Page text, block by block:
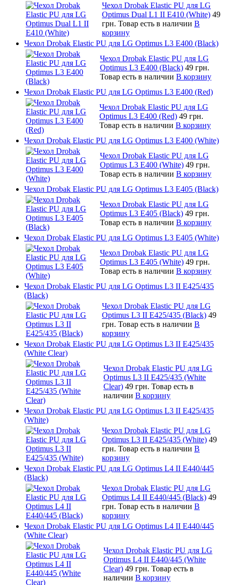
Чехол Drobak Elastic PU для LG
Optimus Dual L1 II E410 (White) 49
грн. Товар есть в наличии В
корзину
Чехол Drobak Elastic PU для LG Optimus L3 E400 (Black)
Чехол Drobak Elastic PU для LG
Optimus L3 E400 (Black) 49 грн.
Товар есть в наличии В корзину
Чехол Drobak Elastic PU для LG Optimus L3 E400 (Red)
Чехол Drobak Elastic PU для LG
Optimus L3 E400 (Red) 49 грн.
Товар есть в наличии В корзину
Чехол Drobak Elastic PU для LG Optimus L3 E400 (White)
Чехол Drobak Elastic PU для LG
Optimus L3 E400 (White) 49 грн.
Товар есть в наличии В корзину
Чехол Drobak Elastic PU для LG Optimus L3 E405 (Black)
Чехол Drobak Elastic PU для LG
Optimus L3 E405 (Black) 49 грн.
Товар есть в наличии В корзину
Чехол Drobak Elastic PU для LG Optimus L3 E405 (White)
Чехол Drobak Elastic PU для LG
Optimus L3 E405 (White) 49 грн.
Товар есть в наличии В корзину
Чехол Drobak Elastic PU для LG Optimus L3 II E425/435
(Black)
Чехол Drobak Elastic PU для LG
Optimus L3 II E425/435 (Black) 49
грн. Товар есть в наличии В
корзину
Чехол Drobak Elastic PU для LG Optimus L3 II E425/435
(White Сlear)
Чехол Drobak Elastic PU для LG
Optimus L3 II E425/435 (White
Сlear) 49 грн. Товар есть в
наличии В корзину
Чехол Drobak Elastic PU для LG Optimus L3 II E425/435
(White)
Чехол Drobak Elastic PU для LG
Optimus L3 II E425/435 (White) 49
грн. Товар есть в наличии В
корзину
Чехол Drobak Elastic PU для LG Optimus L4 II E440/445
(Black)
Чехол Drobak Elastic PU для LG
Optimus L4 II E440/445 (Black) 49
грн. Товар есть в наличии В
корзину
Чехол Drobak Elastic PU для LG Optimus L4 II E440/445
(White Clear)
Чехол Drobak Elastic PU для LG
Optimus L4 II E440/445 (White
Clear) 49 грн. Товар есть в
наличии В корзину